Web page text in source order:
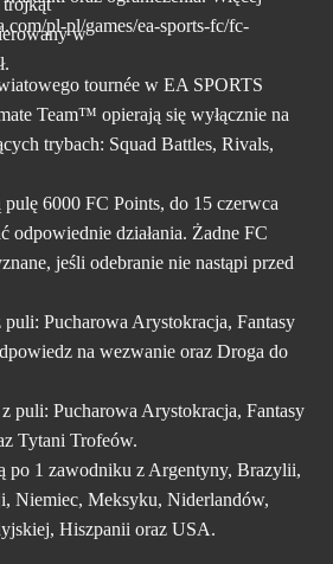
pl-pl/games/ea-sports-fc/fc-
tournée w EA SPORTS
Team™ opierają się wyłącznie na
trybach: Squad Battles, Rivals,
6000 FC Points, do 15 czerwca
odpowiednie działania. Żadne FC
jeśli odebranie nie nastąpi przed
Pucharowa Arystokracja, Fantasy
na wezwanie oraz Droga do
puli: Pucharowa Arystokracja, Fantasy
Tytani Trofeów.
po 1 zawodniku z Argentyny, Brazylii,
Niemiec, Meksyku, Niderlandów,
Hiszpanii oraz USA.